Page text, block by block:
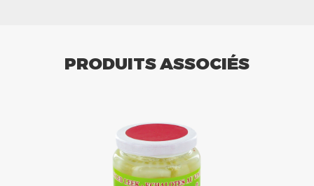
PRODUITS ASSOCIÉS